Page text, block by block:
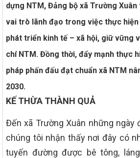
dựng NTM, Đảng bộ xã Trường
vai trò lãnh đạo trong việc thực
phát triển kinh tế – xã hội, giữ vững
chí NTM. Đồng thời, đẩy mạnh thực
pháp phấn đấu đạt chuẩn xã NTM
2030.
KẾ THỪA THÀNH QUẢ
Đến xã Trường Xuân những ngày
chúng tôi nhận thấy nơi đây có
tuyến đường được bê tông,